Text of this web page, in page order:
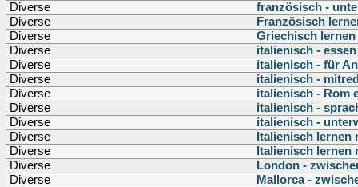
Diverse
französisch -
Diverse
Französisch
Diverse
Griechisch
Diverse
italienisch -
Diverse
italienisch - für
Diverse
italienisch -
Diverse
italienisch - Rom
Diverse
italienisch -
Diverse
italienisch -
Diverse
Italienisch lernen
Diverse
Italienisch lernen
Diverse
London -
Diverse
Mallorca -